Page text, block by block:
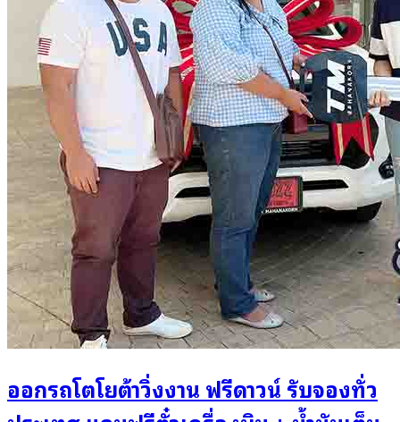
ออกรถโตโยต้าวิ่งงาน ฟรีดาวน์ รับจองทั่ว